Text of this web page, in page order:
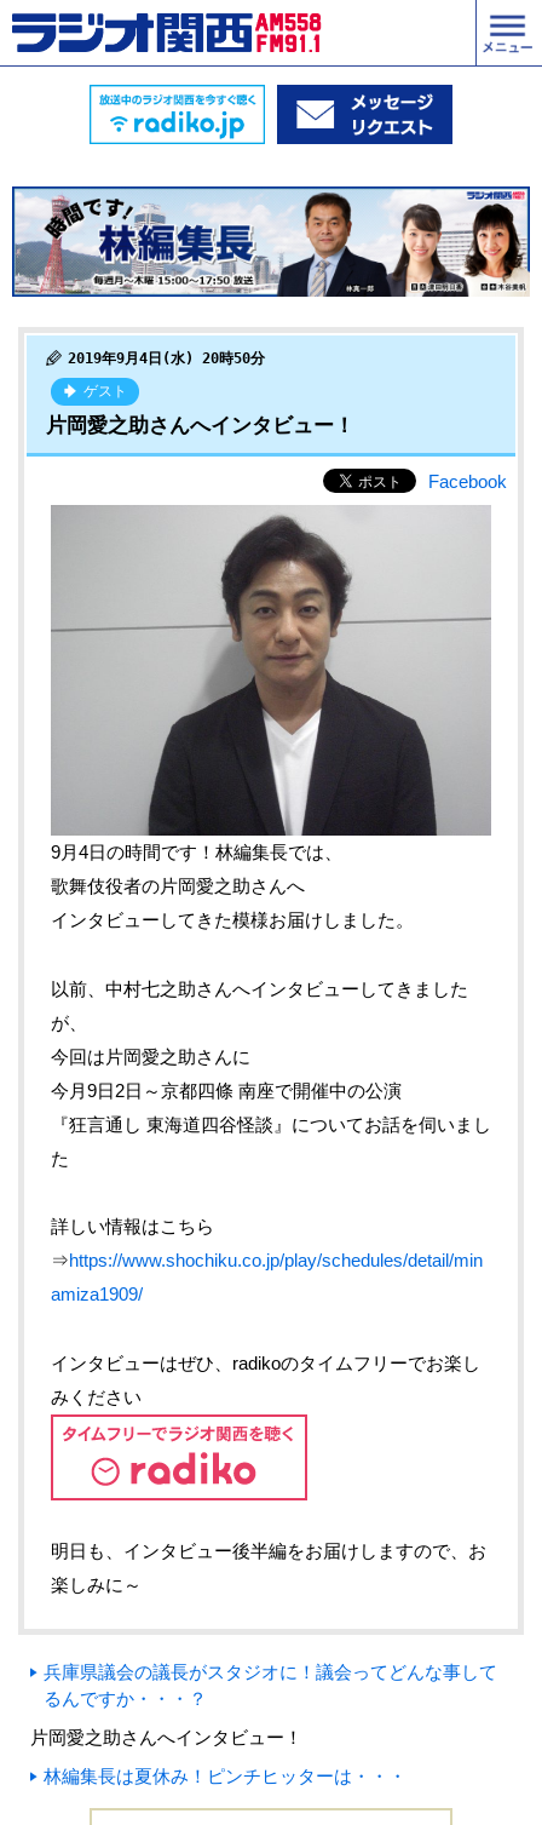
2019年9月4日(水) 20時50分
ゲスト
片岡愛之助さんへインタビュー！
Facebook
9月4日の時間です！林編集長では、
歌舞伎役者の片岡愛之助さんへ
インタビューしてきた模様お届けしました。
以前、中村七之助さんへインタビューしてきました
が、
今回は片岡愛之助さんに
今月9日2日～京都四條 南座で開催中の公演
『狂言通し 東海道四谷怪談』についてお話を伺いまし
た
詳しい情報はこちら
⇒https://www.shochiku.co.jp/play/schedules/detail/min
amiza1909/
インタビューはぜひ、radikoのタイムフリーでお楽し
みください
明日も、インタビュー後半編をお届けしますので、お
楽しみに～
兵庫県議会の議長がスタジオに！議会ってどんな事して
るんですか・・・？
片岡愛之助さんへインタビュー！
林編集長は夏休み！ピンチヒッターは・・・